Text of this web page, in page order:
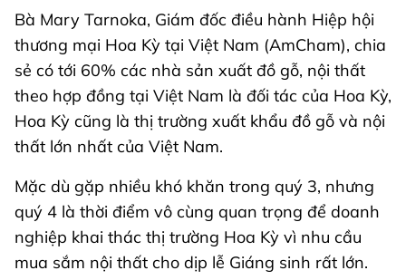
Bà Mary Tarnoka, Giám đốc điều hành Hiệp hội
thương mại Hoa Kỳ tại Việt Nam (AmCham), chia
sẻ có tới 60% các nhà sản xuất đồ gỗ, nội thất
theo hợp đồng tại Việt Nam là đối tác của Hoa Kỳ,
Hoa Kỳ cũng là thị trường xuất khẩu đồ gỗ và nội
thất lớn nhất của Việt Nam.
Mặc dù gặp nhiều khó khăn trong quý 3, nhưng
quý 4 là thời điểm vô cùng quan trọng để doanh
nghiệp khai thác thị trường Hoa Kỳ vì nhu cầu
mua sắm nội thất cho dịp lễ Giáng sinh rất lớn.